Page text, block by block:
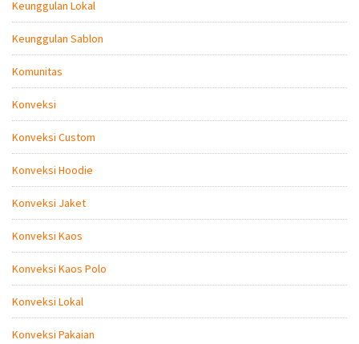
Keunggulan Lokal
Keunggulan Sablon
Komunitas
Konveksi
Konveksi Custom
Konveksi Hoodie
Konveksi Jaket
Konveksi Kaos
Konveksi Kaos Polo
Konveksi Lokal
Konveksi Pakaian